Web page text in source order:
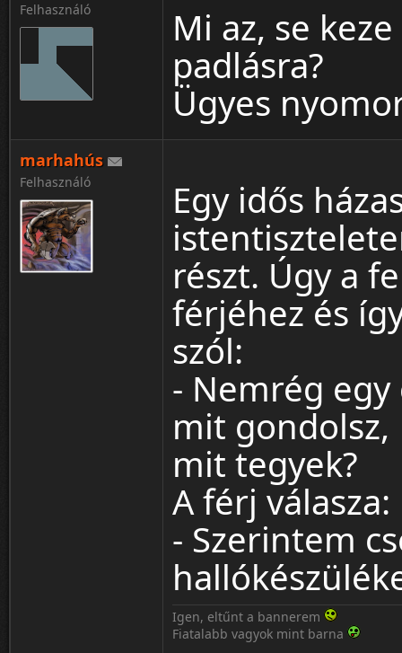
Felhasználó
Mi az, se
padlásra?
Ügyes
marhahús
Felhasználó
Egy idős
részt. Úgy a
férjéhez és
szól:
- Nemrég
mit gondolsz,
mit tegyek?
A férj válasza:
- Szerintem
Igen, eltűnt a bannerem
Fiatalabb vagyok mint barna